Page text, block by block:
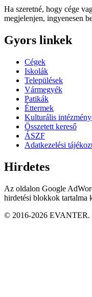
Ha szeretné, hogy cége
megjelenjen, ingyenesen
Gyors linkek
Cégek
Iskolák
Települések
Vármegyék
Patikák
Éttermek
Kulturális
Összetett kereső
ÁSZF
Adatkezelési
Hirdetes
Az oldalon Google
hirdetési blokkok tartalma
© 2016-2026 EVANTER.